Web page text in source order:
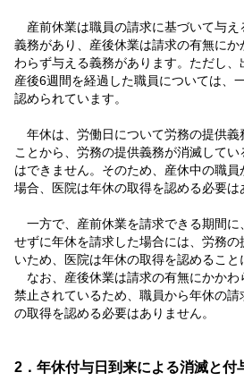
産前休業は職員の請求に基づいて与え
義務があり、産後休業は請求の有無にか
わらず与える義務があります。ただし、
産後6週間を経過した職員については、
認められています。
年休は、労働日について労務の提供義
ことから、労務の提供義務が消滅してい
はできません。そのため、産休中の職
場合、医院は年休の取得を認める必要は
一方で、産前休業を請求できる期間に
せずに年休を請求した場合には、労務
いため、医院は年休の取得を認めること
なお、産後休業は請求の有無にかかわ
禁止されているため、職員から年休の
の取得を認める必要はありません。
2．年休付与日到来による消滅と付